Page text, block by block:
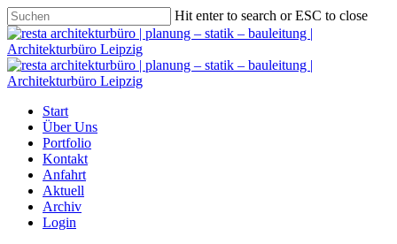
Hit enter to search or ESC to close
Start
Über Uns
Portfolio
Kontakt
Anfahrt
Aktuell
Archiv
Login